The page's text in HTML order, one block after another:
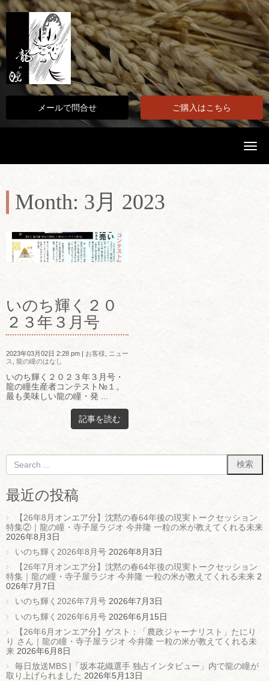
メールで問合せ ご購入はこちら
N
v
Month: 3月 2023
いのち輝く２０
２３年３月号
2023年03月02日 2:28 pm お客様
ニュー
ス
龍の瞳のはなし
いのち輝く２０２３年３月号・
龍の瞳生産者コンテスト№１。
最も美味しい龍の瞳・発 ...
記事を読む
最近の投稿
【26年8月オンエア分】沈黙の春64年後の現実トークセッション
特集②｜龍の瞳・寺子屋ラジオ 今井隆 一粒の米が教えてくれる未来
2026年8月3日
いのち輝く2026年8月号 2026年8月3日
【26年7月オンエア分】沈黙の春64年後の現実トークセッション
特集｜龍の瞳・寺子屋ラジオ 今井隆 一粒の米が教えてくれる未来 2
026年7月7日
いのち輝く2026年7月号 2026年7月3日
いのち輝く2026年6月号 2026年6月15日
【26年6月オンエア分】ゲスト：「農政ジャーナリスト」たにり
り さん｜龍の瞳・寺子屋ラジオ 今井隆 一粒の米が教えてくれる未
来 2026年6月8日
毎日放送MBS |「坂本花織選手 独占インタビュー」内で龍の瞳が
取り上げられました 2026年5月13日